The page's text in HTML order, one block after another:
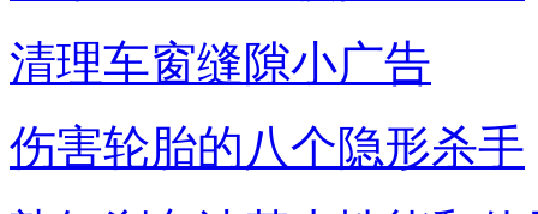
清理车窗缝隙小广告
伤害轮胎的八个隐形杀手